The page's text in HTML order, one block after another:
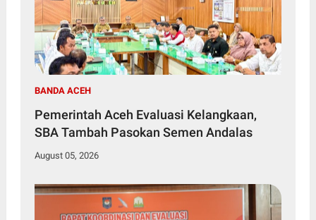
BANDA ACEH
Pemerintah Aceh Evaluasi Kelangkaan,
SBA Tambah Pasokan Semen Andalas
August 05, 2026